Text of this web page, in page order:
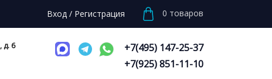
Вход / Регистрация 0 товаров
д. 6
+7(495) 147-25-37
+7(925) 851-11-10